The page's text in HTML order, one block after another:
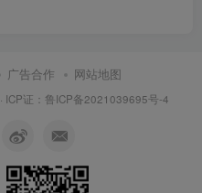
广告合作 网站地图
· ICP证： 鲁ICP备2021039695号-4